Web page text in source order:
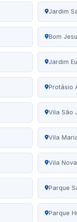
Jardim
Bom
Jardim
Protásio
Vila São
Vila
Vila
Parque
Parque